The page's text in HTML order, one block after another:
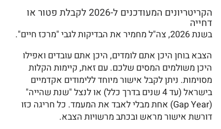
הקריטריונים המעודכנים ל-2026 לקבלת פטור או
דחייה
בשנת 2026, צה"ל מחמיר את הבדיקות לגבי "מרכז חיים".
הצבא בוחן היכן אתם לומדים, היכן אתם עובדים ואפילו
היכן משולמים המסים שלכם. עם זאת, קיימות הקלות
מסוימות. ניתן לקבל אישור מיוחד ללימודים אקדמיים
בישראל (עד 4 שנים בדרך כלל) או לנצל "שנת שהייה"
(Gap Year) אחת מבלי לאבד את המעמד. כל חריגה כזו
דורשת אישור מראש ובכתב מרשויות הצבא.